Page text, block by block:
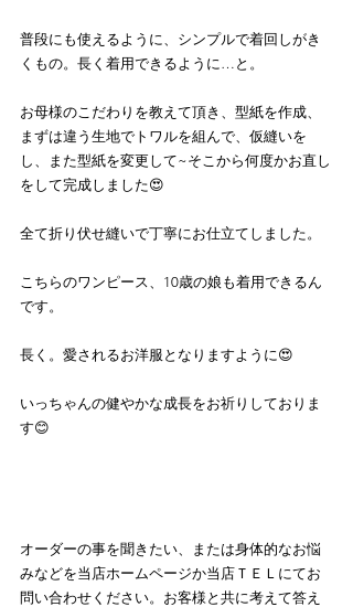
普段にも使えるように、シンプルで着回しがき
くもの。長く着用できるように…と。
お母様のこだわりを教えて頂き、型紙を作成、
まずは違う生地でトワルを組んで、仮縫いを
し、また型紙を変更して~そこから何度かお直し
をして完成しました😍
全て折り伏せ縫いで丁寧にお仕立てしました。
こちらのワンピース、10歳の娘も着用できるん
です。
長く。愛されるお洋服となりますように😍
いっちゃんの健やかな成長をお祈りしておりま
す😊
オーダーの事を聞きたい、または身体的なお悩
みなどを当店ホームページか当店ＴＥＬにてお
問い合わせください。お客様と共に考えて答え